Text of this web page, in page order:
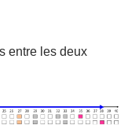
entre les deux